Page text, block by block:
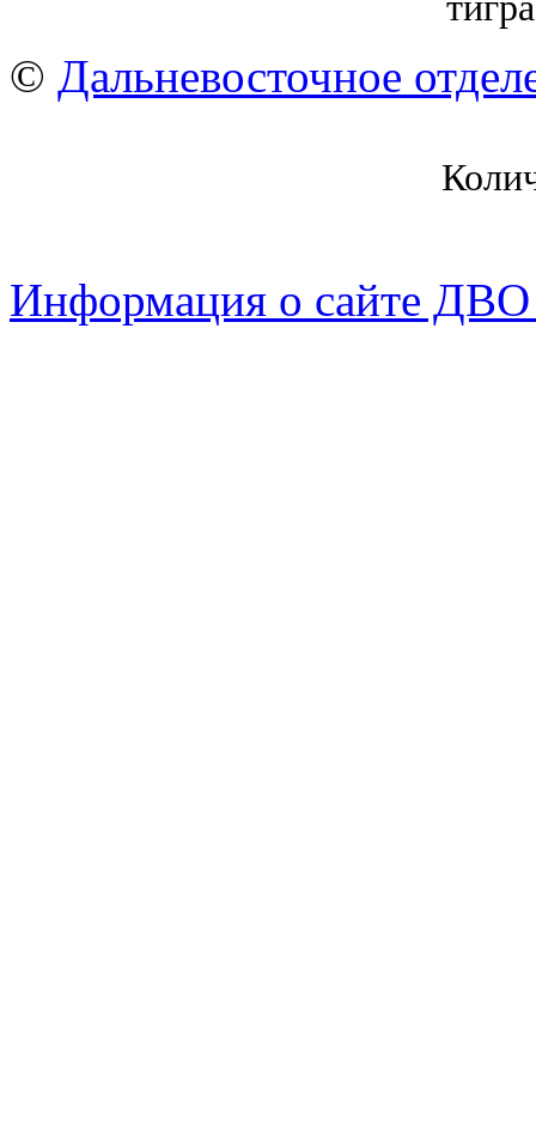
© Дальневосточное
Информация о сайте